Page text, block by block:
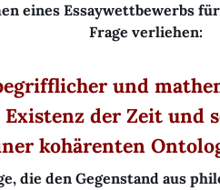
eines Essaywettbewerbs
Frage verliehen:
und
der Zeit und
kohärenten
die den Gegenstand aus